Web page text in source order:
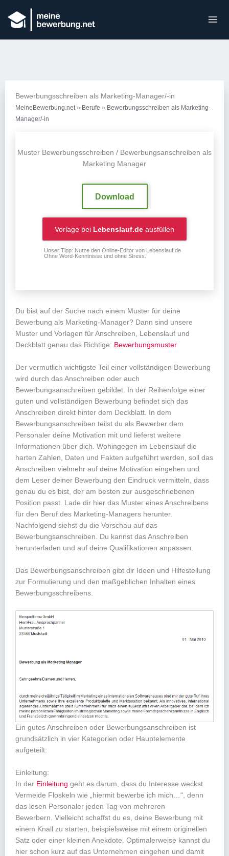
Bewerbungsschreiben als Marketing-Manager/-in
MeineBewerbung.net » Berufe » Bewerbungsschreiben als Marketing-
Manager/-in
Muster Bewerbungsschreiben / Bewerbungsanschreiben als
Marketing Manager
Download
Vorlage bei Lebenslauf.de ausfüllen
Unser Tipp: Nutze den Online-Editor von Lebenslauf.de
Ohne Word-Kenntnisse und ohne Stress.
Du bist auf der Suche nach einem Muster für deine
Bewerbung als Marketing-Manager? Dann sind unsere
Muster und Vorlagen für Anschreiben, Lebenslauf und
Deckblatt genau das Richtige: Bewerbungsmuster
Der vermutlich wichtigste Teil einer vollständigen Bewerbung
wird durch das Anschreiben oder auch
Bewerbungsanschreiben gebildet. In der Reihenfolge einer
guten und vollständigen Bewerbung befindet sich das
Anschreiben direkt hinter dem Deckblatt. In dem
Bewerbungsanschreiben teilst du als Bewerber dem
Personaler deine Motivation mit und lieferst weitere
Informationen über dich. Wohingegen im Lebenslauf die
harten Zahlen, Daten und Fakten aufgeführt werden, soll das
Anschreiben vielmehr auf deine Motivation eingehen und
dem Leser deiner Bewerbung den Eindruck vermitteln, dass
genau du es bist, der am besten zur ausgeschriebenen
Position passt. Lade dir hier das Muster eines Anschreibens
für den Beruf des Marketing-Managers herunter.
Nachfolgend siehst du die Vorschau auf das
Bewerbungsanschreiben. Du kannst das Anschreiben
herunterladen und auf deine Qualifikationen anpassen.
Das Bewerbungsanschreiben gibt dir Ideen und Hilfestellung
zur Formulierung und den maßgeblichen Inhalten eines
Bewerbungsschreibens.
Ein gutes Anschreiben oder Bewerbungsanschreiben ist
grundsätzlich in vier Kategorien oder Hauptelemente
aufgeteilt:
Einleitung:
In der Einleitung geht es darum, dass du Interesse weckst.
Vermeide Floskeln wie „hiermit bewerbe ich mich…“, denn
das lesen Personaler jeden Tag von mehreren
Bewerbern. Vielleicht schaffst du es, deine Bewerbung mit
einem Knall zu starten, beispielsweise mit einem originellen
Satz oder einer kleinen Anekdote. Optimalerweise kannst du
hier schon kurz auf das Unternehmen eingehen und damit